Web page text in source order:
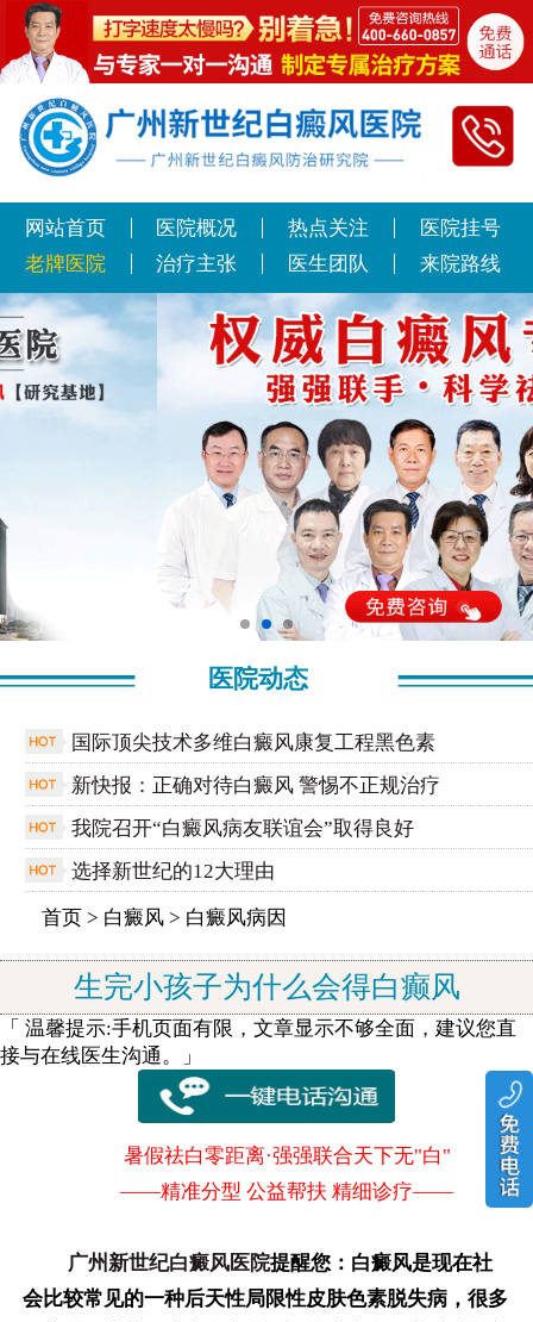
网站首页 医院概况 热点关注
医院挂号
老牌医院
治疗主张 医生团队 来院路线
医院动态
国际顶尖技术多维白癜风康复工程黑色素
新快报：正确对待白癜风 警惕不正规治疗
我院召开“白癜风病友联谊会”取得良好
选择新世纪的12大理由
首页 > 白癜风 > 白癜风病因
生完小孩子为什么会得白癫风
「 温馨提示:手机页面有限，文章显示不够全面，建议您直
接与在线医生沟通。」
暑假祛白零距离·强强联合天下无"白"
——精准分型 公益帮扶 精细诊疗——
广州新世纪白癜风医院提醒您：白癜风是现在社
会比较常见的一种后天性局限性皮肤色素脱失病，很多